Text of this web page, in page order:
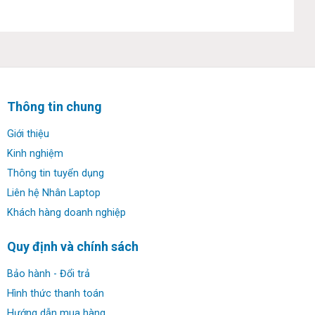
Lenovo cũng không quên trang bị cho X1 Carbon Gen 4
cảm biến vân tay một cham. Cảm biến này được đặt ở vị
Thông tin chung
Giới thiệu
Kinh nghiệm
Thông tin tuyển dụng
Liên hệ Nhân Laptop
Khách hàng doanh nghiệp
Quy định và chính sách
Bảo hành - Đổi trả
Hình thức thanh toán